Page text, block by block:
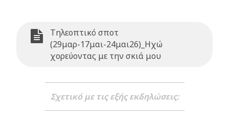
Τηλεοπτικό σποτ
(29μαρ-17μαι-24μαι26)_Ηχώ
χορεύοντας με την σκιά μου
Σχετικό με τις εξής εκδηλώσεις: